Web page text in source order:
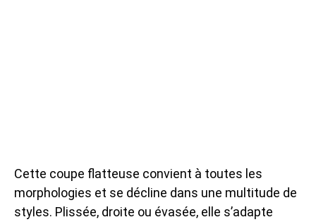
Cette coupe flatteuse convient à toutes les
morphologies et se décline dans une multitude de
styles. Plissée, droite ou évasée, elle s’adapte